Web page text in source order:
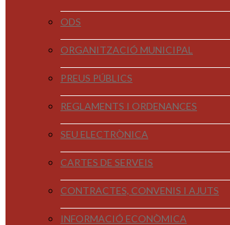
ODS
ORGANITZACIÓ MUNICIPAL
PREUS PÚBLICS
REGLAMENTS I ORDENANCES
SEU ELECTRÒNICA
CARTES DE SERVEIS
CONTRACTES, CONVENIS I AJUTS
INFORMACIÓ ECONÒMICA